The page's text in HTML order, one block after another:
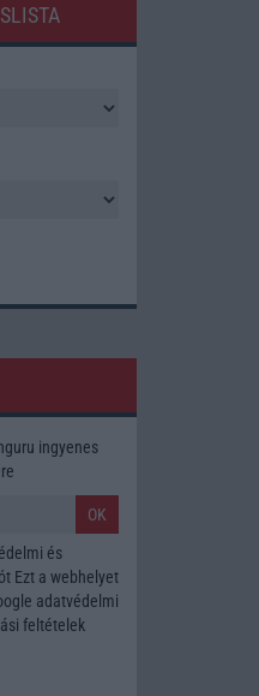
ingyenes
OK
és
Ezt a webhelyet
adatvédelmi
feltételek